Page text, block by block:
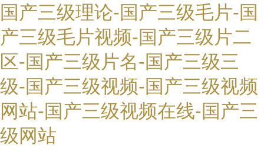
国产三级理论-国产三级毛片-国
产三级毛片视频-国产三级片二
区-国产三级片名-国产三级三
级-国产三级视频-国产三级视频
网站-国产三级视频在线-国产三
级网站